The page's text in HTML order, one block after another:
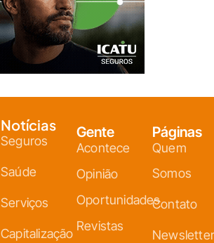
Notícias
Seguros
Saúde
Serviços
Capitalização
Gente
Acontece
Opinião
Oportunidades
Revistas
Páginas
Quem
Somos
Contato
Newsletter